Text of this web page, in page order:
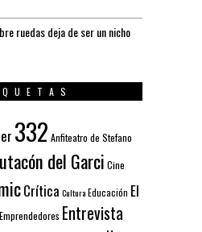
ruedas deja de ser un nicho
332 Anfiteatro de Stefano
del Garci Cine
Crítica CulturaEducación El
Emprendedores Entrevista